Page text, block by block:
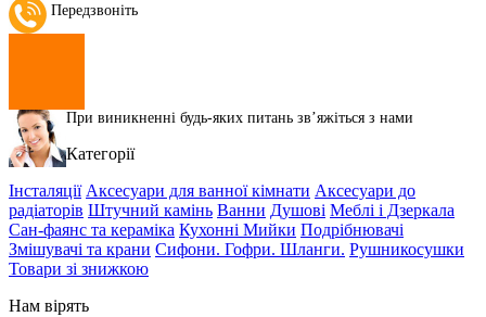
Передзвоніть
При виникненні будь-яких питань звʼяжіться з нами
Категорії
Інсталяції Аксесуари для ванної кімнати Аксесуари до
радіаторів Штучний камінь Ванни Душові Меблі і Дзеркала
Сан-фаянс та кераміка Кухонні Мийки Подрібнювачі
Змішувачі та крани Сифони. Гофри. Шланги. Рушникосушки
Товари зі знижкою
Нам вірять